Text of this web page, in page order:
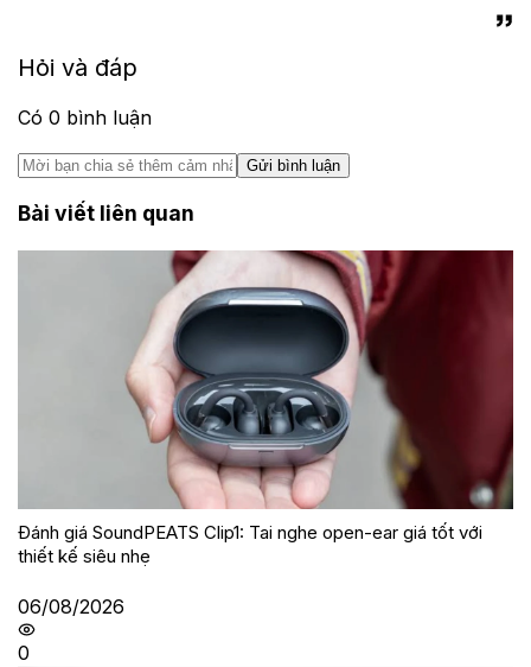
Hỏi và đáp
Có 0 bình luận
Gửi bình luận
Bài viết liên quan
Đánh giá SoundPEATS Clip1: Tai nghe open-ear giá tốt với
thiết kế siêu nhẹ
06/08/2026
0